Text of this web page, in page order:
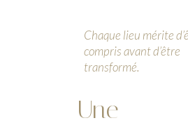
Chaque lieu mérite
compris avant d’être
transformé.
Une